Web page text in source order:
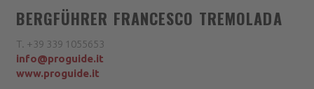
BERGFÜHRER FRANCESCO TREMOLADA
T. +39 339 1055653
info@proguide.it
www.proguide.it